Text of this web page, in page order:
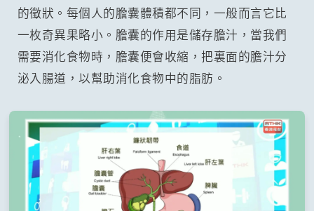
的徵狀。每個人的膽囊體積都不同，一般而言它比
一枚奇異果略小。膽囊的作用是儲存膽汁，當我們
需要消化食物時，膽囊便會收縮，把裏面的膽汁分
泌入腸道，以幫助消化食物中的脂肪。